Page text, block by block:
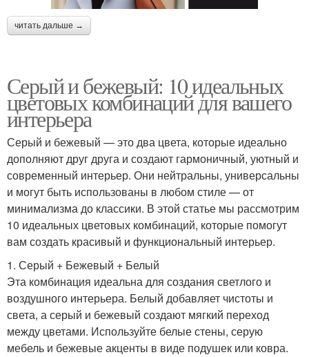
читать дальше →
Серый и бежевый: 10 идеальных
цветовых комбинаций для вашего
интерьера
Серый и бежевый — это два цвета, которые идеально
дополняют друг друга и создают гармоничный, уютный и
современный интерьер. Они нейтральны, универсальны
и могут быть использованы в любом стиле — от
минимализма до классики. В этой статье мы рассмотрим
10 идеальных цветовых комбинаций, которые помогут
вам создать красивый и функциональный интерьер.
1. Серый + Бежевый + Белый
Эта комбинация идеальна для создания светлого и
воздушного интерьера. Белый добавляет чистоты и
света, а серый и бежевый создают мягкий переход
между цветами. Используйте белые стены, серую
мебель и бежевые акценты в виде подушек или ковра.